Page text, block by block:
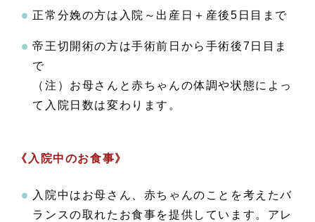
正常分娩の方は入院～出産日＋産後5日目まで
帝王切開術の方は手術前日から手術後7日目ま
で
（注）お母さんと赤ちゃんの体調や状態によっ
て入院日数は変わります。
《入院中のお食事》
入院中はお母さん、赤ちゃんのことを考えたバ
ランスの取れたお食事を提供しています。アレ